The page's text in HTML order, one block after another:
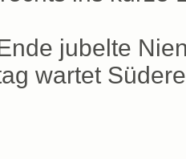
jubelte
wartet